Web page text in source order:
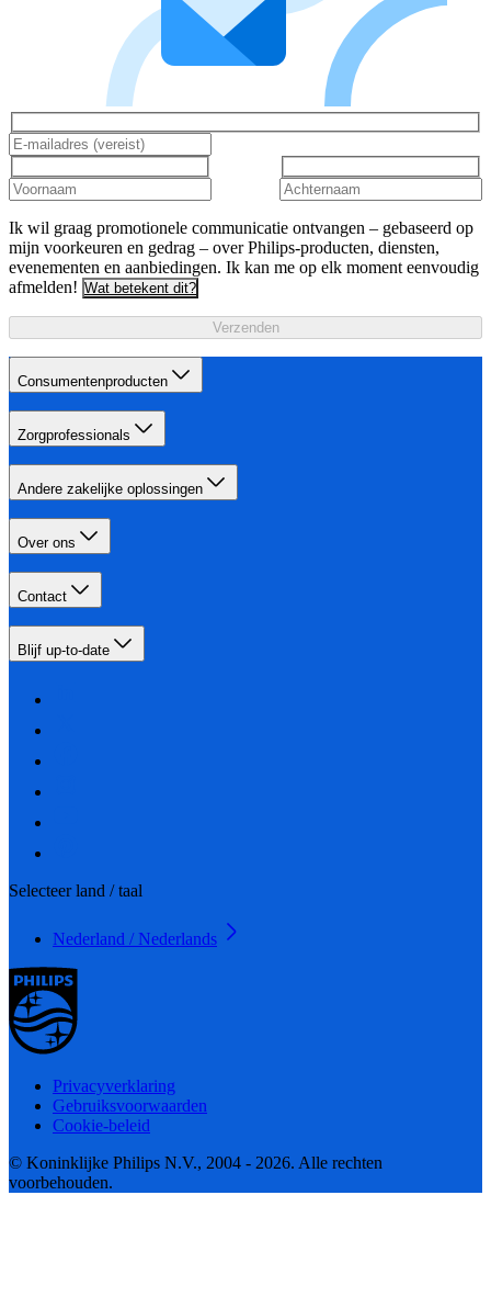
Ik wil graag promotionele communicatie ontvangen – gebaseerd op
mijn voorkeuren en gedrag – over Philips-producten, diensten,
evenementen en aanbiedingen. Ik kan me op elk moment eenvoudig
afmelden! Wat betekent dit?
Verzenden
Consumentenproducten
Zorgprofessionals
Andere zakelijke oplossingen
Over ons
Contact
Blijf up-to-date
Selecteer land / taal
Nederland / Nederlands
Privacyverklaring
Gebruiksvoorwaarden
Cookie-beleid
© Koninklijke Philips N.V., 2004 - 2026. Alle rechten
voorbehouden.